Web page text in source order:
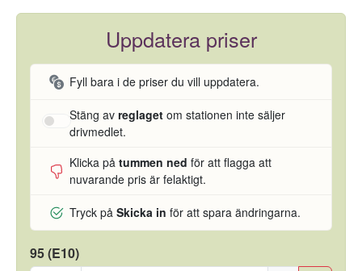
Uppdatera priser
Fyll bara i de priser du vill uppdatera.
Stäng av reglaget om stationen inte säljer
drivmedlet.
Klicka på tummen ned för att flagga att
nuvarande pris är felaktigt.
Tryck på Skicka in för att spara ändringarna.
95 (E10)